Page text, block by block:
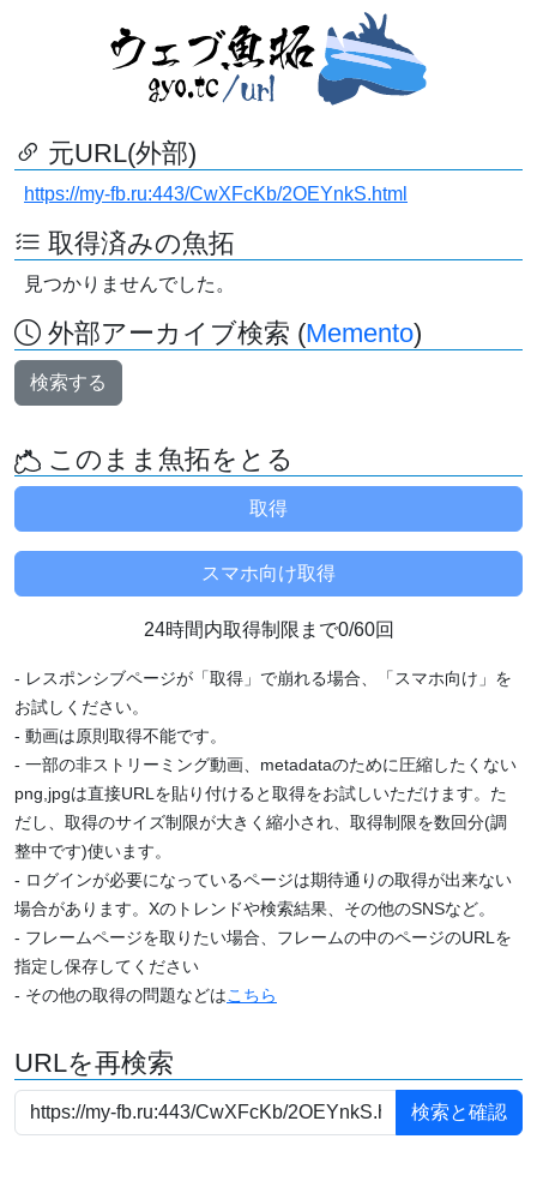
元URL(外部)
https://my-fb.ru:443/CwXFcKb/2OEYnkS.html
取得済みの魚拓
見つかりませんでした。
外部アーカイブ検索 (Memento)
検索する
このまま魚拓をとる
24時間内取得制限まで0/60回
- レスポンシブページが「取得」で崩れる場合、「スマホ向け」を
お試しください。
- 動画は原則取得不能です。
- 一部の非ストリーミング動画、metadataのために圧縮したくない
png,jpgは直接URLを貼り付けると取得をお試しいただけます。た
だし、取得のサイズ制限が大きく縮小され、取得制限を数回分(調
整中です)使います。
- ログインが必要になっているページは期待通りの取得が出来ない
場合があります。Xのトレンドや検索結果、その他のSNSなど。
- フレームページを取りたい場合、フレームの中のページのURLを
指定し保存してください
- その他の取得の問題などはこちら
URLを再検索